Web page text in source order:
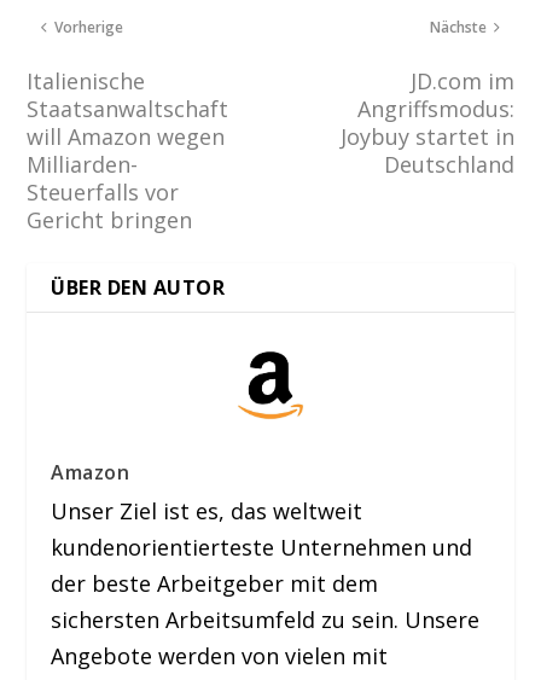
Vorherige
Italienische
Staatsanwaltschaft
will Amazon wegen
Milliarden-
Steuerfalls vor
Gericht bringen
Nächste
JD.com im
Angriffsmodus:
Joybuy startet in
Deutschland
ÜBER DEN AUTOR
Amazon
Unser Ziel ist es, das weltweit
kundenorientierteste Unternehmen und
der beste Arbeitgeber mit dem
sichersten Arbeitsumfeld zu sein. Unsere
Angebote werden von vielen mit